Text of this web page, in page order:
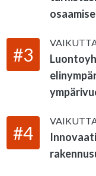
#3
#4